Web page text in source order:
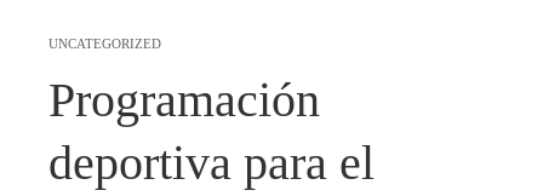
UNCATEGORIZED
Programación
deportiva para el